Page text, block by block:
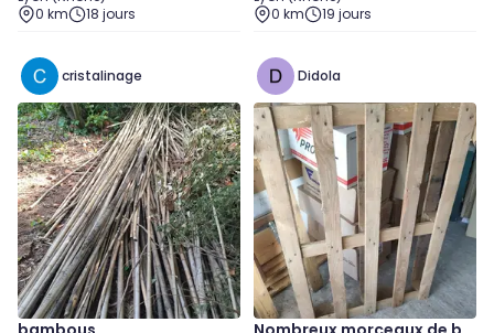
0 km
18 jours
0 km
19 jours
cristalinage Didola